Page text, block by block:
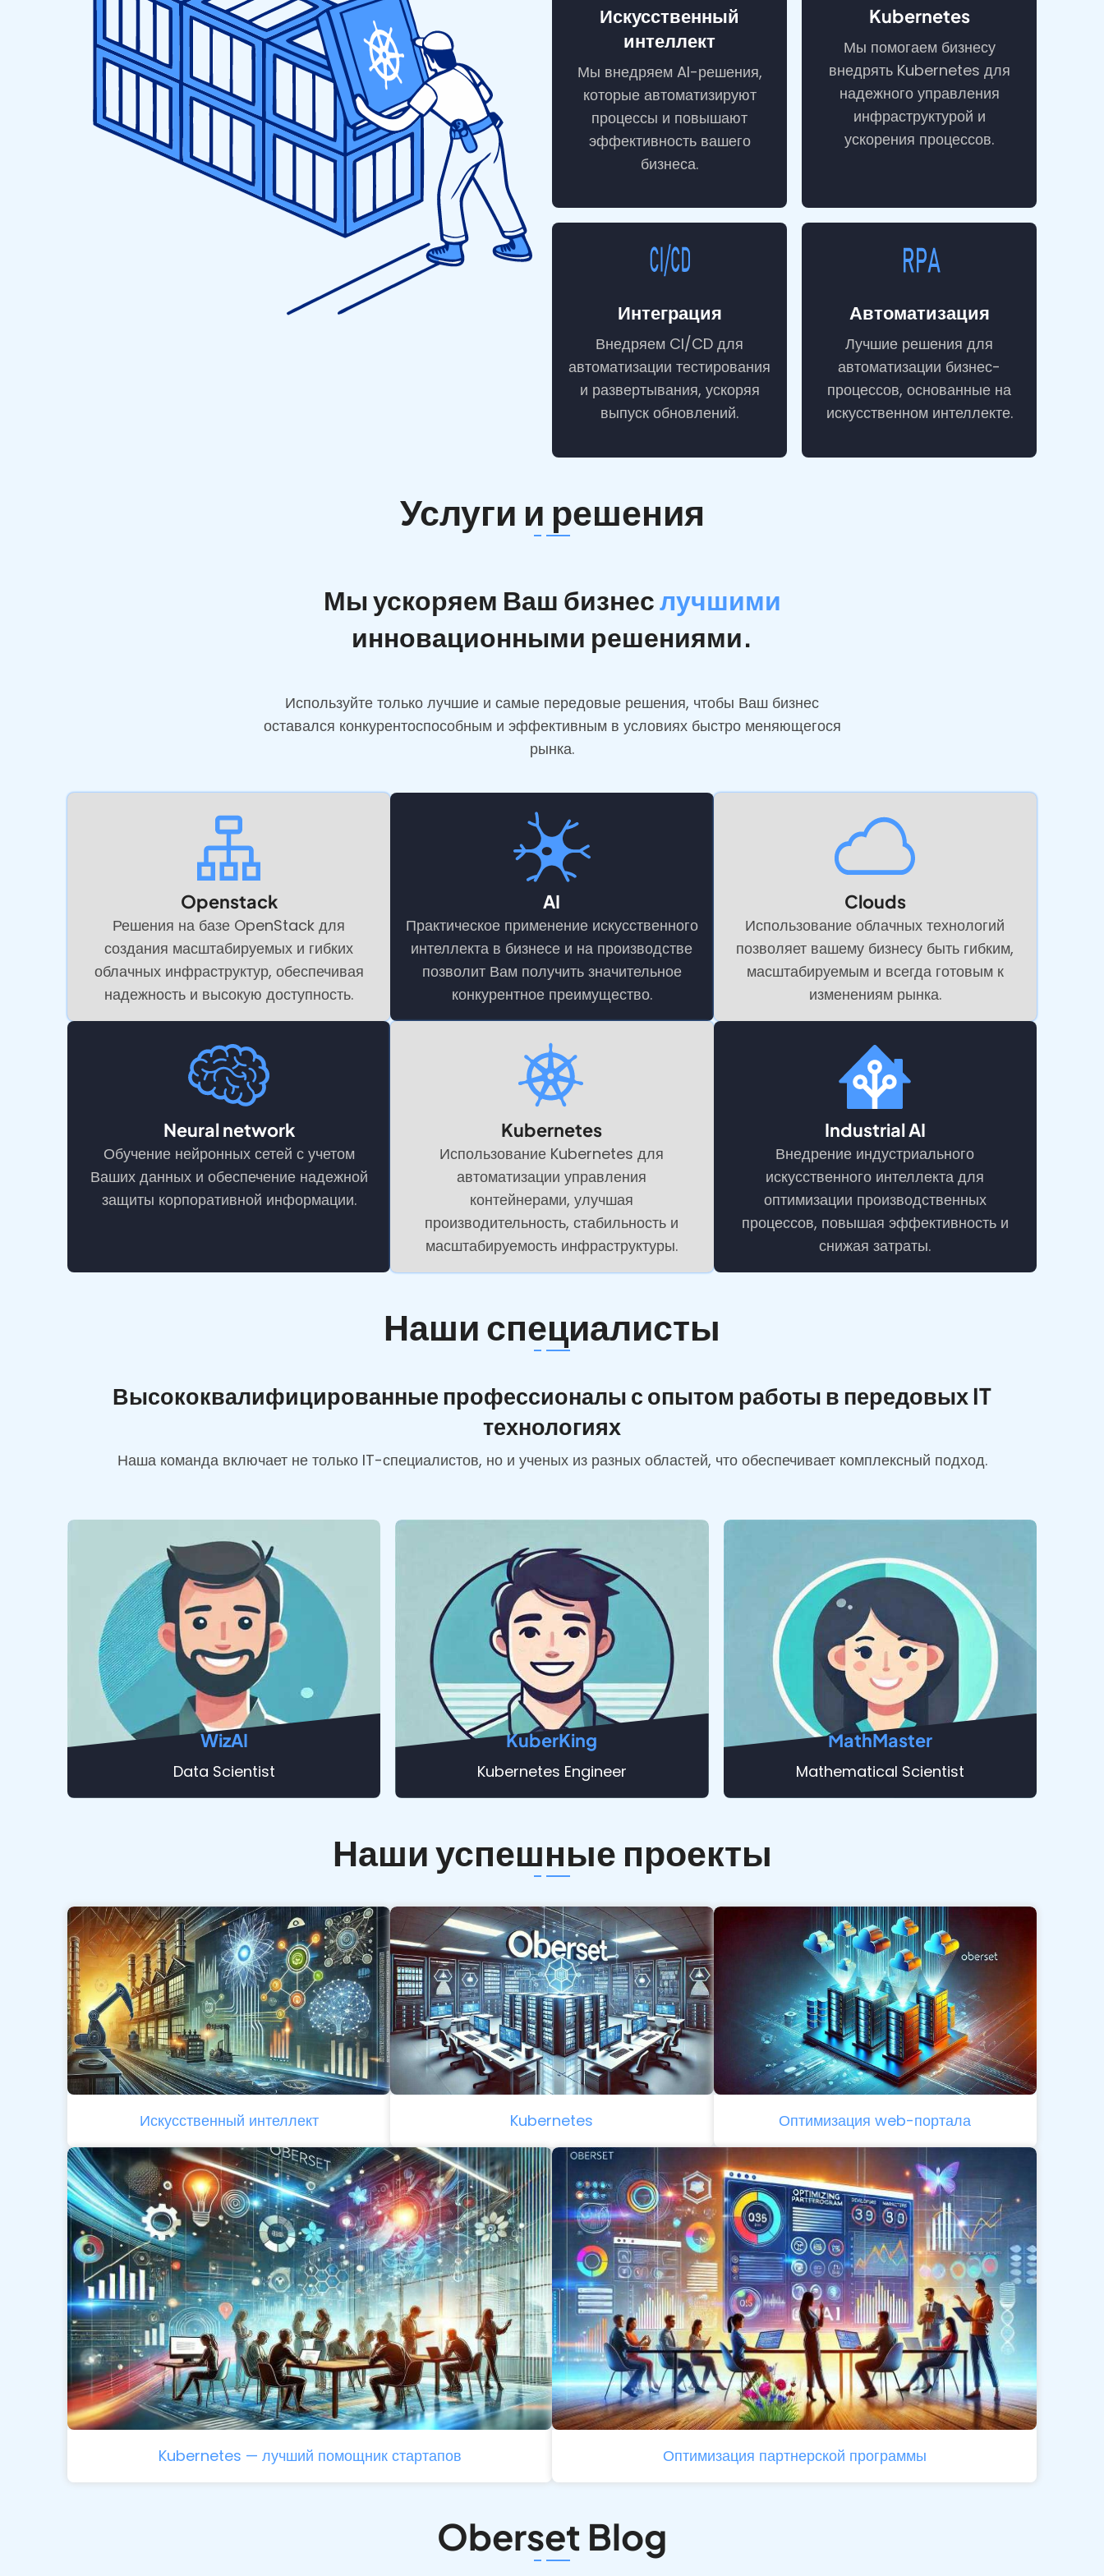
Искусственный
интеллект
Мы внедряем AI-решения,
которые автоматизируют
процессы и повышают
эффективность вашего
бизнеса.
Kubernetes
Мы помогаем бизнесу
внедрять Kubernetes для
надежного управления
инфраструктурой и
ускорения процессов.
Интеграция
Внедряем CI/CD для
автоматизации тестирования
и развертывания, ускоряя
выпуск обновлений.
Автоматизация
Лучшие решения для
автоматизации бизнес-
процессов, основанные на
искусственном интеллекте.
Услуги и решения
Мы ускоряем Ваш бизнеслучшими
инновационными решениями.
Используйте только лучшие и самые передовые решения, чтобы Ваш бизнес
оставался конкурентоспособным и эффективным в условиях быстро меняющегося
рынка.
Openstack
Решения на базе OpenStack для
создания масштабируемых и гибких
облачных инфраструктур, обеспечивая
надежность и высокую доступность.
AI
Практическое применение искусственного
интеллекта в бизнесе и на производстве
позволит Вам получить значительное
конкурентное преимущество.
Clouds
Использование облачных технологий
позволяет вашему бизнесу быть гибким,
масштабируемым и всегда готовым к
изменениям рынка.
Neural network
Обучение нейронных сетей с учетом
Ваших данных и обеспечение надежной
защиты корпоративной информации.
Kubernetes
Использование Kubernetes для
автоматизации управления
контейнерами, улучшая
производительность, стабильность и
масштабируемость инфраструктуры.
Industrial AI
Внедрение индустриального
искусственного интеллекта для
оптимизации производственных
процессов, повышая эффективность и
снижая затраты.
Наши специалисты
Высококвалифицированные профессионалы с опытом работы в передовых IT
технологиях
Наша команда включает не только IT-специалистов, но и ученых из разных областей, что обеспечивает комплексный подход.
WizAI
Data Scientist
KuberKing
Kubernetes Engineer
MathMaster
Mathematical Scientist
Наши успешные проекты
Искусственный интеллект Kubernetes Оптимизация web-портала
Kubernetes — лучший помощник стартапов Оптимизация партнерской программы
Oberset Blog